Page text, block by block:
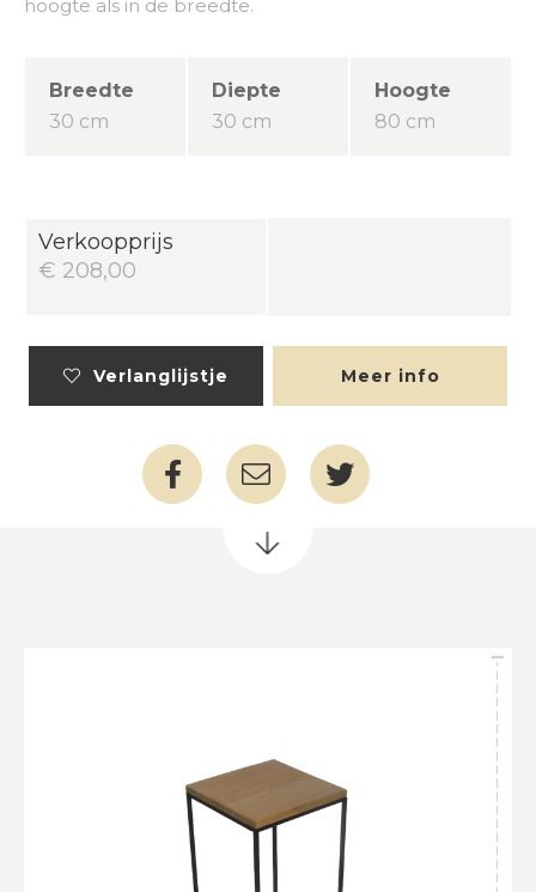
hoogte als in de breedte.
Breedte
30 cm
Diepte
30 cm
Hoogte
80 cm
Verkoopprijs
€ 208,00
Verlanglijstje Meer info